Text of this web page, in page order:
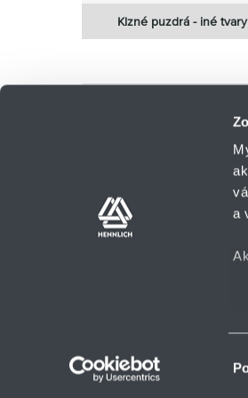
a
Klzné puzdrá - iné tvary
Počet nájdených